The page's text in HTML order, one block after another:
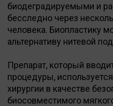
биодеградируемыми и
бесследно через
человека. Биопластику
альтернативу нитевой
Препарат, который
процедуры,
хирургии в качестве
биосовместимого